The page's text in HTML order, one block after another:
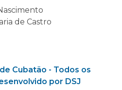
de Castro
Cubatão - Todos os
por DSJ